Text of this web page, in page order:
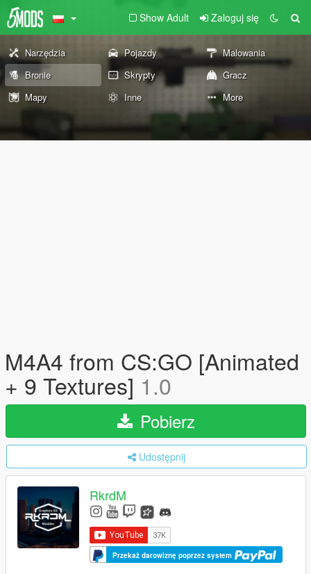
Show Adult Zaloguj się
Narzędzia Pojazdy
Malowania
Bronie
Skrypty
Gracz
Mapy
Inne More
M4A4 from CS:GO [Animated
+ 9 Textures] 1.0
Pobierz
Udostępnij
RkrdM
Przekaż darowiznę poprzez system